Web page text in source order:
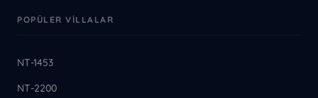
POPÜLER VILLALAR
NT-1453
NT-2200